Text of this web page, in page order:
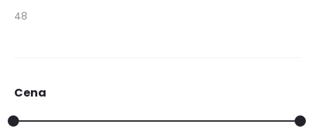
48
Cena